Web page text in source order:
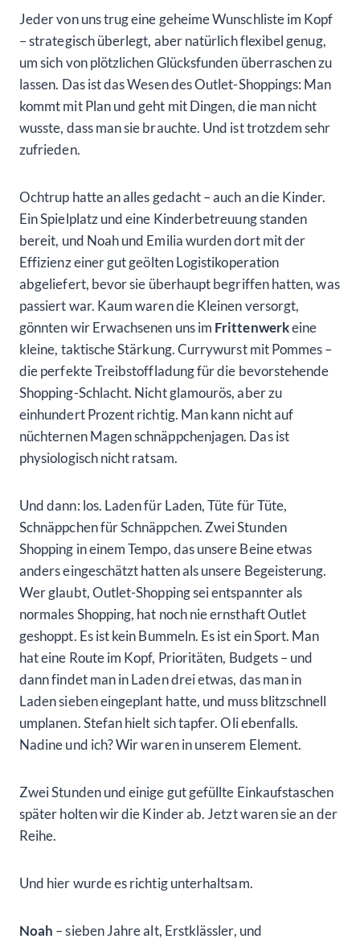
Jeder von uns trug eine geheime Wunschliste im Kopf
– strategisch überlegt, aber natürlich flexibel genug,
um sich von plötzlichen Glücksfunden überraschen zu
lassen. Das ist das Wesen des Outlet-Shoppings: Man
kommt mit Plan und geht mit Dingen, die man nicht
wusste, dass man sie brauchte. Und ist trotzdem sehr
zufrieden.
Ochtrup hatte an alles gedacht – auch an die Kinder.
Ein Spielplatz und eine Kinderbetreuung standen
bereit, und Noah und Emilia wurden dort mit der
Effizienz einer gut geölten Logistikoperation
abgeliefert, bevor sie überhaupt begriffen hatten, was
passiert war. Kaum waren die Kleinen versorgt,
gönnten wir Erwachsenen uns im Frittenwerkeine
kleine, taktische Stärkung. Currywurst mit Pommes –
die perfekte Treibstoffladung für die bevorstehende
Shopping-Schlacht. Nicht glamourös, aber zu
einhundert Prozent richtig. Man kann nicht auf
nüchternen Magen schnäppchenjagen. Das ist
physiologisch nicht ratsam.
Und dann: los. Laden für Laden, Tüte für Tüte,
Schnäppchen für Schnäppchen. Zwei Stunden
Shopping in einem Tempo, das unsere Beine etwas
anders eingeschätzt hatten als unsere Begeisterung.
Wer glaubt, Outlet-Shopping sei entspannter als
normales Shopping, hat noch nie ernsthaft Outlet
geshoppt. Es ist kein Bummeln. Es ist ein Sport. Man
hat eine Route im Kopf, Prioritäten, Budgets – und
dann findet man in Laden drei etwas, das man in
Laden sieben eingeplant hatte, und muss blitzschnell
umplanen. Stefan hielt sich tapfer. Oli ebenfalls.
Nadine und ich? Wir waren in unserem Element.
Zwei Stunden und einige gut gefüllte Einkaufstaschen
später holten wir die Kinder ab. Jetzt waren sie an der
Reihe.
Und hier wurde es richtig unterhaltsam.
Noah – sieben Jahre alt, Erstklässler, und